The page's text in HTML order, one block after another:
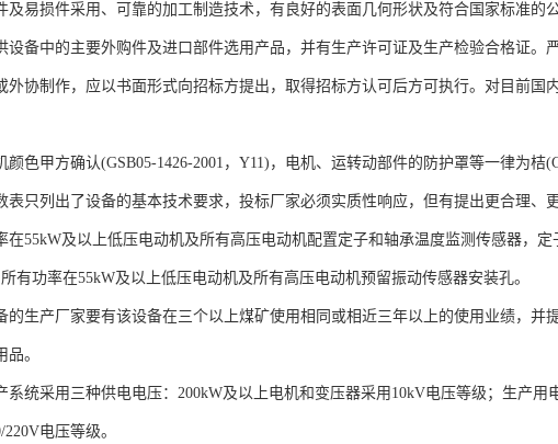
及易损件采用、可靠的加工制造技术，有良好的表面几何形状及符合国家标准的公
设备中的主要外购件及进口部件选用产品，并有生产许可证及生产检验合格证。
外协制作，应以书面形式向招标方提出，取得招标方认可后方可执行。对目前国
颜色甲方确认(GSB05-1426-2001，Y11)，电机、运转动部件的防护罩等一律为桔
表只列出了设备的基本技术要求，投标厂家必须实质性响应，但有提出更合理、
在55kW及以上低压电动机及所有高压电动机配置定子和轴承温度监测传感器，
所有功率在55kW及以上低压电动机及所有高压电动机预留振动传感器安装孔。
的生产厂家要有该设备在三个以上煤矿使用相同或相近三年以上的使用业绩，并
。
系统采用三种供电电压：200kW及以上电机和变压器采用10kV电压等级；生产用
电压等级。